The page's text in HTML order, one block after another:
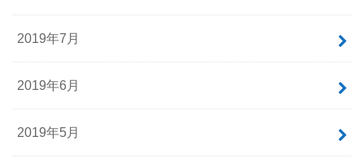
2019年7月
2019年6月
2019年5月